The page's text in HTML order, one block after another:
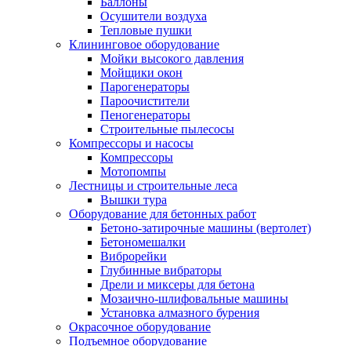
Осушители воздуха
Тепловые пушки
Клининговое оборудование
Мойки высокого давления
Мойщики окон
Парогенераторы
Пароочистители
Пеногенераторы
Строительные пылесосы
Компрессоры и насосы
Компрессоры
Мотопомпы
Лестницы и строительные леса
Вышки тура
Оборудование для бетонных работ
Бетоно-затирочные машины (вертолет)
Бетономешалки
Виброрейки
Глубинные вибраторы
Дрели и миксеры для бетона
Мозаично-шлифовальные машины
Установка алмазного бурения
Окрасочное оборудование
Подъемное оборудование